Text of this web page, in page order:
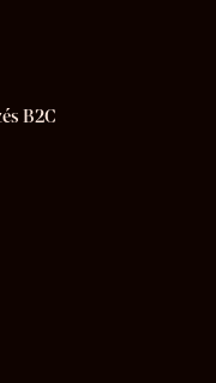
B2C